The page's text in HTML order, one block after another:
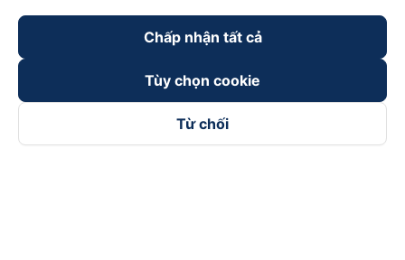
Chấp nhận tất cả
Tùy chọn cookie
Từ chối